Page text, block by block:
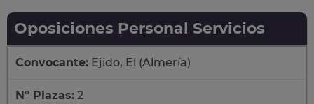
Oposiciones Personal Servicios
Convocante: Ejido, El (Almería)
Nº Plazas: 2